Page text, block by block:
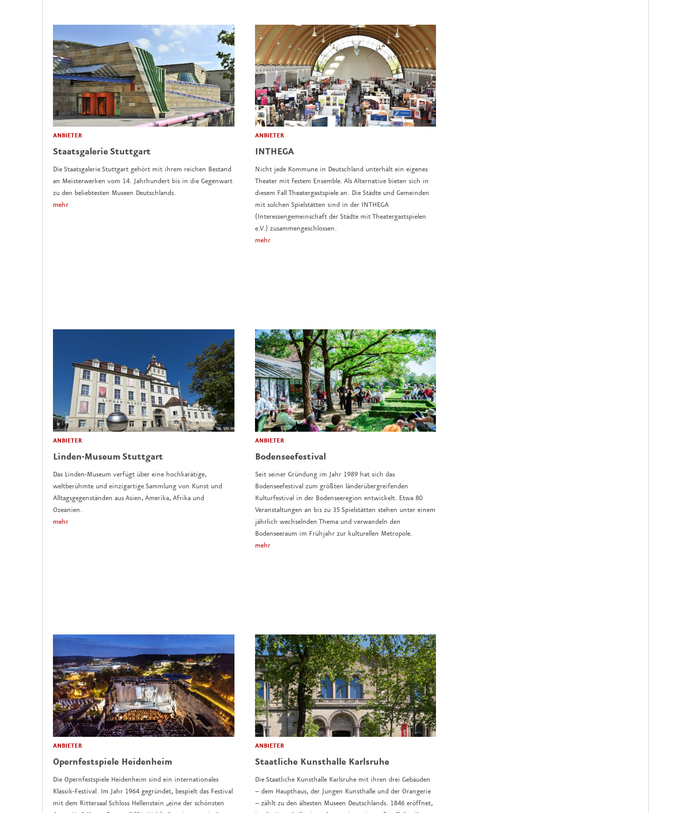
ANBIETER
Staatsgalerie Stuttgart
Die Staatsgalerie Stuttgart gehört mit ihrem reichen Bestand
an Meisterwerken vom 14. Jahrhundert bis in die Gegenwart
zu den beliebtesten Museen Deutschlands.
mehr
ANBIETER
INTHEGA
Nicht jede Kommune in Deutschland unterhält ein eigenes
Theater mit festem Ensemble. Als Alternative bieten sich in
diesem Fall Theatergastspiele an. Die Städte und Gemeinden
mit solchen Spielstätten sind in der INTHEGA
(Interessengemeinschaft der Städte mit Theatergastspielen
e.V.) zusammengeschlossen.
mehr
ANBIETER
Linden-Museum Stuttgart
Das Linden-Museum verfügt über eine hochkarätige,
weltberühmte und einzigartige Sammlung von Kunst und
Alltagsgegenständen aus Asien, Amerika, Afrika und
Ozeanien.
mehr
ANBIETER
Bodenseefestival
Seit seiner Gründung im Jahr 1989 hat sich das
Bodenseefestival zum größten länderübergreifenden
Kulturfestival in der Bodenseeregion entwickelt. Etwa 80
Veranstaltungen an bis zu 35 Spielstätten stehen unter einem
jährlich wechselnden Thema und verwandeln den
Bodenseeraum im Frühjahr zur kulturellen Metropole.
mehr
ANBIETER
Opernfestspiele Heidenheim
Die Opernfestspiele Heidenheim sind ein internationales
Klassik-Festival. Im Jahr 1964 gegründet, bespielt das Festival
mit dem Rittersaal Schloss Hellenstein „eine der schönsten
ANBIETER
Staatliche Kunsthalle Karlsruhe
Die Staatliche Kunsthalle Karlsruhe mit ihren drei Gebäuden
– dem Haupthaus, der Jungen Kunsthalle und der Orangerie
– zählt zu den ältesten Museen Deutschlands. 1846 eröffnet,